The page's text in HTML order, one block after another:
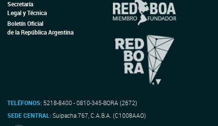
Secretaría
Legal y Técnica
Boletín Oficial
de la República Argentina
TELÉFONOS: 5218-8400 - 0810-345-BORA (2672)
SEDE CENTRAL:Suipacha 767, C.A.B.A. (C1008AAO)